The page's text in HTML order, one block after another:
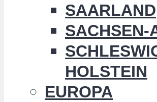
SAARLAND
SACHSEN-
HOLSTEIN
EUROPA